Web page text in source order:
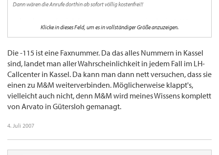
Dann wären die Anrufe dorthin ab sofort völlig kostenfrei!!
Nummern geht ja auch kein call-by-call...
Klicke in dieses Feld, um es in vollständiger Größe anzuzeigen.
Die -115 ist eine Faxnummer. Da das alles Nummern in Kassel
sind, landet man aller Wahrscheinlichkeit in jedem Fall im LH-
Callcenter in Kassel. Da kann man dann nett versuchen, dass sie
einen zu M&M weiterverbinden. Möglicherweise klappt's,
vielleicht auch nicht, denn M&M wird meines Wissens komplett
von Arvato in Gütersloh gemanagt.
4. Juli 2007